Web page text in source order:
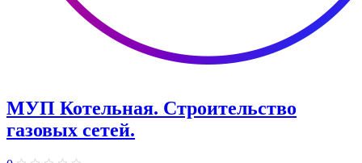
МУП Котельная. Строительство
газовых сетей.